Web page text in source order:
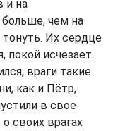
и на
чем на
Их сердце
покой исчезает.
враги такие
как и Пётр,
в свое
своих врагах